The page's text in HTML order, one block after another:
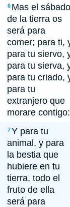
6 Mas el sábado
de la tierra os
será para
comer; para ti,
para tu siervo,
para tu sierva,
para tu criado,
para tu
extranjero que
morare contigo:
7Y para tu
animal, y para
la bestia que
hubiere en tu
tierra, todo el
fruto de ella
será para